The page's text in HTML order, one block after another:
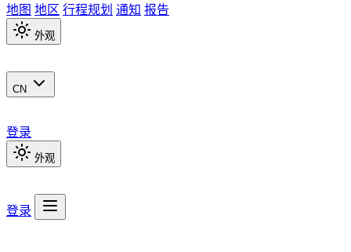
地图 地区 行程规划 通知 报告
外观
CN
登录
外观
登录